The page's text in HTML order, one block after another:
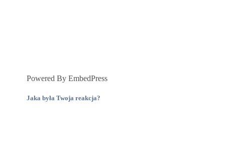
Powered By EmbedPress
Jaka była Twoja reakcja?